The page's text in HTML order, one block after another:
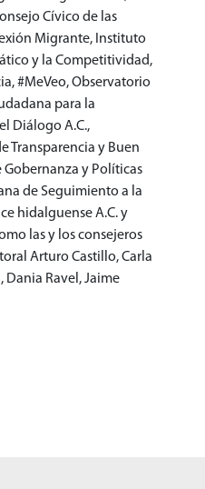
Cívico de las
Migrante, Instituto
y la Competitividad,
#MeVeo, Observatorio
para la
Diálogo A.C.,
Transparencia y Buen
y Políticas
de Seguimiento a la
hidalguense A.C. y
las y los consejeros
Arturo Castillo, Carla
Dania Ravel, Jaime